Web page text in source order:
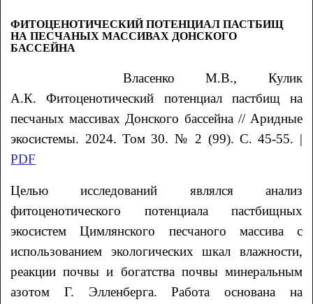
ФИТОЦЕНОТИЧЕСКИЙ ПОТЕНЦИАЛ ПАСТБИЩ
НА ПЕСЧАНЫХ МАССИВАХ ДОНСКОГО
БАССЕЙНА
Власенко М.В., Кулик
А.К. Фитоценотический потенциал пастбищ на
песчаных массивах Донского бассейна // Аридные
экосистемы. 2024. Том 30. № 2 (99). С. 45-55. |
PDF
Целью исследований являлся анализ
фитоценотического потенциала пастбищных
экосистем Цимлянского песчаного массива с
использованием экологических шкал влажности,
реакции почвы и богатства почвы минеральным
азотом Г. Элленберга. Работа основана на